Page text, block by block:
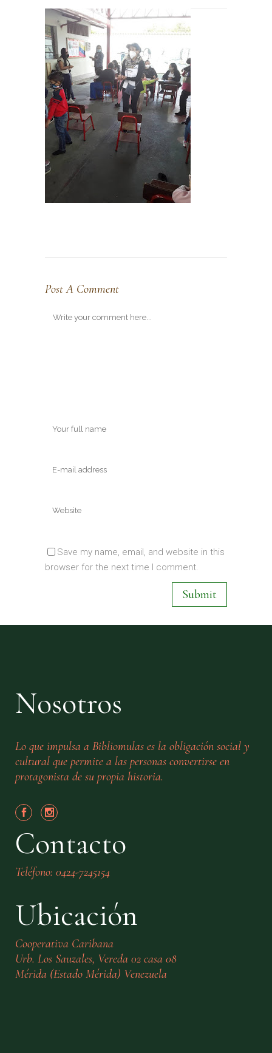
Post A Comment
Save my name, email, and website in this
browser for the next time I comment.
Nosotros
Lo que impulsa a Bibliomulas es la obligación social y
cultural que permite a las personas convertirse en
protagonista de su propia historia.
Contacto
Teléfono: 0424-7245154
Ubicación
Cooperativa Caribana
Urb. Los Sauzales, Vereda 02 casa 08
Mérida (Estado Mérida) Venezuela